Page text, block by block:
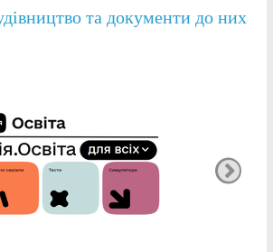
та документи до них